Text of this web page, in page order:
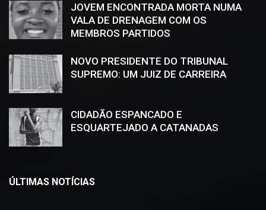
JOVEM ENCONTRADA MORTA NUMA
VALA DE DRENAGEM COM OS
MEMBROS PARTIDOS
NOVO PRESIDENTE DO TRIBUNAL
SUPREMO: UM JUIZ DE CARREIRA
CIDADÃO ESPANCADO E
ESQUARTEJADO A CATANADAS
ÚLTIMAS NOTÍCIAS